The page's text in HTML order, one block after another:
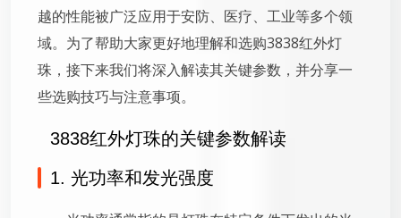
越的性能被广泛应用于安防、医疗、工业等多个领
域。为了帮助大家更好地理解和选购3838红外灯
珠，接下来我们将深入解读其关键参数，并分享一
些选购技巧与注意事项。
3838红外灯珠的关键参数解读
1. 光功率和发光强度